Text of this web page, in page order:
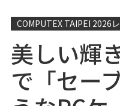
COMPUTEX TAIPEI 2026
美しい輝
で「セー